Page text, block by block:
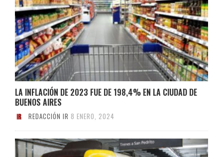
LA INFLACIÓN DE 2023 FUE DE 198,4% EN LA CIUDAD DE
BUENOS AIRES
REDACCIÓN IR 8 ENERO, 2024